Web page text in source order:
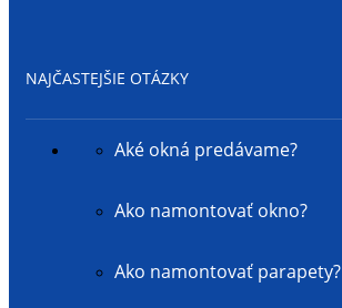
NAJČASTEJŠIE OTÁZKY
Aké okná predávame?
Ako namontovať okno?
Ako namontovať parapety?